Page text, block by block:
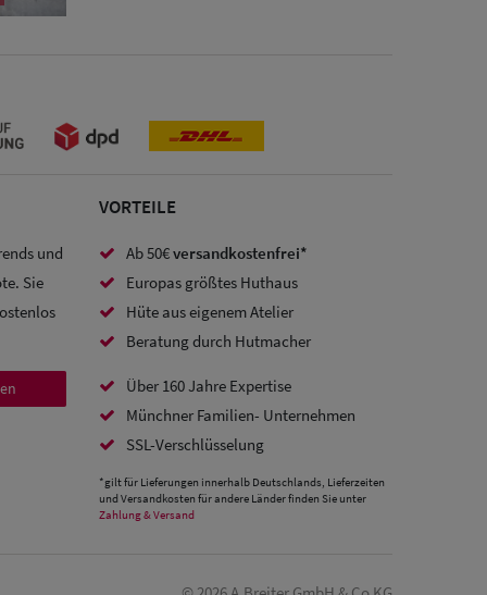
und
Sie
VORTEILE
Ab 50€versandkostenfrei*
Europas größtes Huthaus
Hüte aus eigenem Atelier
Beratung durch Hutmacher
Über 160 Jahre Expertise
Münchner Familien- Unternehmen
SSL-Verschlüsselung
*gilt für Lieferungen innerhalb Deutschlands, Lieferzeiten
und Versandkosten für andere Länder finden Sie unter
Zahlung & Versand